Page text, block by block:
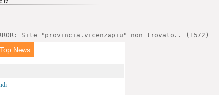
Site "provincia.vicenzapiu" non trovato.. (1572)
News